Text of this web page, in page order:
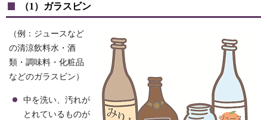
（1）ガラスビン
（例：ジュースなど
の清涼飲料水・酒
類・調味料・化粧品
などのガラスビン）
中を洗い、汚れが
とれているものが